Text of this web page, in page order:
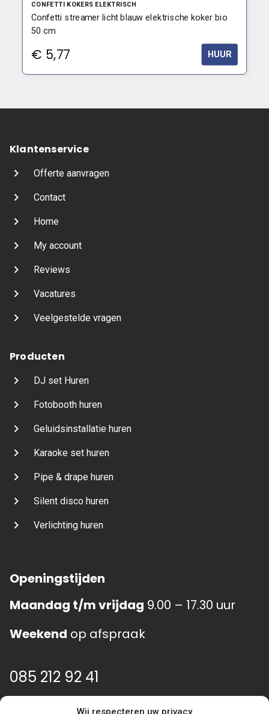
Wij respecteren uw privacy
CONFETTI KOKERS ELEKTRISCH
Confetti streamer licht blauw elektrische koker bio
50 cm
€ 5,77 HUUR
Klantenservice
Offerte aanvragen
Contact
Home
My account
Reviews
Vacatures
Veelgestelde vragen
Producten
DJ set Huren
Fotobooth huren
Geluidsinstallatie huren
Karaoke set huren
Pipe & drape huren
Silent disco huren
Verlichting huren
Openingstijden
Maandag t/m vrijdag 9.00 – 17.30 uur
Weekend op afspraak
085 212 92 41
info@event-gear.nl